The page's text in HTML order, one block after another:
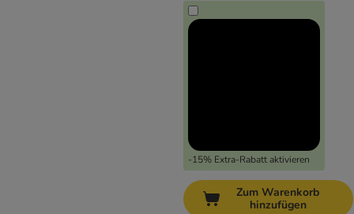
-15% Extra-Rabatt aktivieren
Zum Warenkorb
hinzufügen